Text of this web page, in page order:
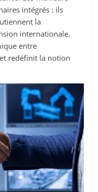
intégrés : ils
la
internationale.
entre
et redéfinit la notion